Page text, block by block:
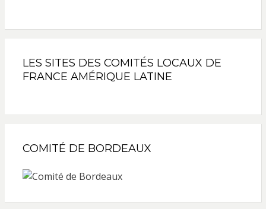
LES SITES DES COMITÉS LOCAUX DE
FRANCE AMÉRIQUE LATINE
COMITÉ DE BORDEAUX